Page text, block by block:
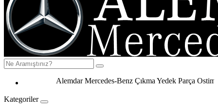
Alemdar Mercedes-Benz Çıkma Yedek Parça Ostim
Kategoriler